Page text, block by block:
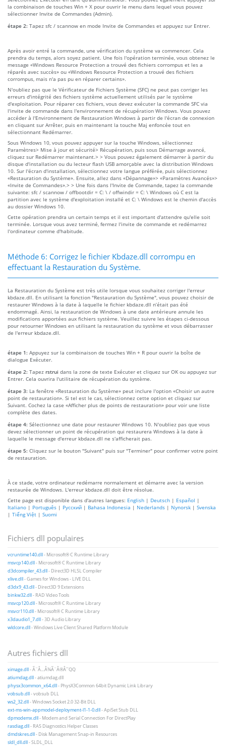
la combinaison de touches Win + X pour ouvrir le menu dans lequel vous pouvez
sélectionner Invite de Commandes (Admin).
étape 2: Tapez sfc / scannow en mode Invite de Commandes et appuyez sur Entrer.
Après avoir entré la commande, une vérification du système va commencer. Cela
prendra du temps, alors soyez patient. Une fois l'opération terminée, vous obtenez le
message «Windows Resource Protection a trouvé des fichiers corrompus et les a
réparés avec succès» ou «Windows Resource Protection a trouvé des fichiers
corrompus, mais n'a pas pu en réparer certains».
N'oubliez pas que le Vérificateur de Fichiers Système (SFC) ne peut pas corriger les
erreurs d'intégrité des fichiers système actuellement utilisés par le système
d'exploitation. Pour réparer ces fichiers, vous devez exécuter la commande SFC via
l'invite de commande dans l'environnement de récupération Windows. Vous pouvez
accéder à l'Environnement de Restauration Windows à partir de l'écran de connexion
en cliquant sur Arrêter, puis en maintenant la touche Maj enfoncée tout en
sélectionnant Redémarrer.
Sous Windows 10, vous pouvez appuyer sur la touche Windows, sélectionnez
Paramètres> Mise à jour et sécurité> Récupération, puis sous Démarrage avancé,
cliquez sur Redémarrer maintenant.> > Vous pouvez également démarrer à partir du
disque d'installation ou du lecteur flash USB amorçable avec la distribution Windows
10. Sur l'écran d'installation, sélectionnez votre langue préférée, puis sélectionnez
«Restauration du Système». Ensuite, allez dans «Dépannage»> «Paramètres Avancés»>
«Invite de Commandes».> > Une fois dans l'Invite de Commande, tapez la commande
suivante: sfc / scannow / offbootdir = C: \ / offwindir = C: \ Windows où C est la
partition avec le système d'exploitation installé et C: \ Windows est le chemin d'accès
au dossier Windows 10.
Cette opération prendra un certain temps et il est important d'attendre qu'elle soit
terminée. Lorsque vous avez terminé, fermez l'invite de commande et redémarrez
l'ordinateur comme d'habitude.
Méthode 6: Corrigez le fichier Kbdaze.dll corrompu en
effectuant la Restauration du Système.
La Restauration du Système est très utile lorsque vous souhaitez corriger l'erreur
kbdaze.dll. En utilisant la fonction "Restauration du Système", vous pouvez choisir de
restaurer Windows à la date à laquelle le fichier kbdaze.dll n’était pas été
endommagé. Ainsi, la restauration de Windows à une date antérieure annule les
modifications apportées aux fichiers système. Veuillez suivre les étapes ci-dessous
pour retourner Windows en utilisant la restauration du système et vous débarrasser
de l'erreur kbdaze.dll.
étape 1: Appuyez sur la combinaison de touches Win + R pour ouvrir la boîte de
dialogue Exécuter.
étape 2: Tapez rstrui dans la zone de texte Exécuter et cliquez sur OK ou appuyez sur
Entrer. Cela ouvrira l'utilitaire de récupération du système.
étape 3: La fenêtre «Restauration du Système» peut inclure l'option «Choisir un autre
point de restauration». Si tel est le cas, sélectionnez cette option et cliquez sur
Suivant. Cochez la case «Afficher plus de points de restauration» pour voir une liste
complète des dates.
étape 4: Sélectionnez une date pour restaurer Windows 10. N'oubliez pas que vous
devez sélectionner un point de récupération qui restaurera Windows à la date à
laquelle le message d'erreur kbdaze.dll ne s'afficherait pas.
étape 5: Cliquez sur le bouton "Suivant" puis sur "Terminer" pour confirmer votre point
de restauration.
À ce stade, votre ordinateur redémarre normalement et démarre avec la version
restaurée de Windows. L'erreur kbdaze.dll doit être résolue.
Cette page est disponible dans d'autres langues: English | Deutsch | Español |
Italiano | Português | Русский | Bahasa Indonesia | Nederlands | Nynorsk | Svenska
| Tiếng Việt | Suomi
Fichiers dll populaires
vcruntime140.dll- Microsoft® C Runtime Library
msvcp140.dll- Microsoft® C Runtime Library
d3dcompiler_43.dll- Direct3D HLSL Compiler
xlive.dll- Games for Windows - LIVE DLL
d3dx9_43.dll- Direct3D 9 Extensions
binkw32.dll- RAD Video Tools
msvcp120.dll- Microsoft® C Runtime Library
msvcr110.dll- Microsoft® C Runtime Library
x3daudio1_7.dll- 3D Audio Library
wldcore.dll- Windows Live Client Shared Platform Module
Autres fichiers dll
ximage.dll- Ã¨Â…Â¾Ã¨Â®Â¯QQ
atiumdag.dll- atiumdag.dll
physx3common_x64.dll- PhysX3Common 64bit Dynamic Link Library
vobsub.dll- vobsub DLL
ws2_32.dll- Windows Socket 2.0 32-Bit DLL
ext-ms-win-appmodel-deployment-l1-1-0.dll- ApiSet Stub DLL
dpmodemx.dll- Modem and Serial Connection For DirectPlay
rasdiag.dll- RAS Diagnostics Helper Classes
dmdskres.dll- Disk Management Snap-in Resources
sldl_dll.dll- SLDL_DLL